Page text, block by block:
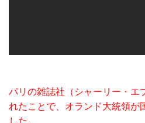
パリの雑誌社（シャーリー・エ
れたことで、オランド大統領が
した。